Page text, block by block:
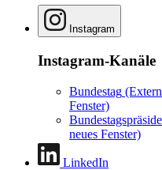
Instagram
Instagram-Kanäle
Bundestag
Fenster)
neues Fenster)
LinkedIn